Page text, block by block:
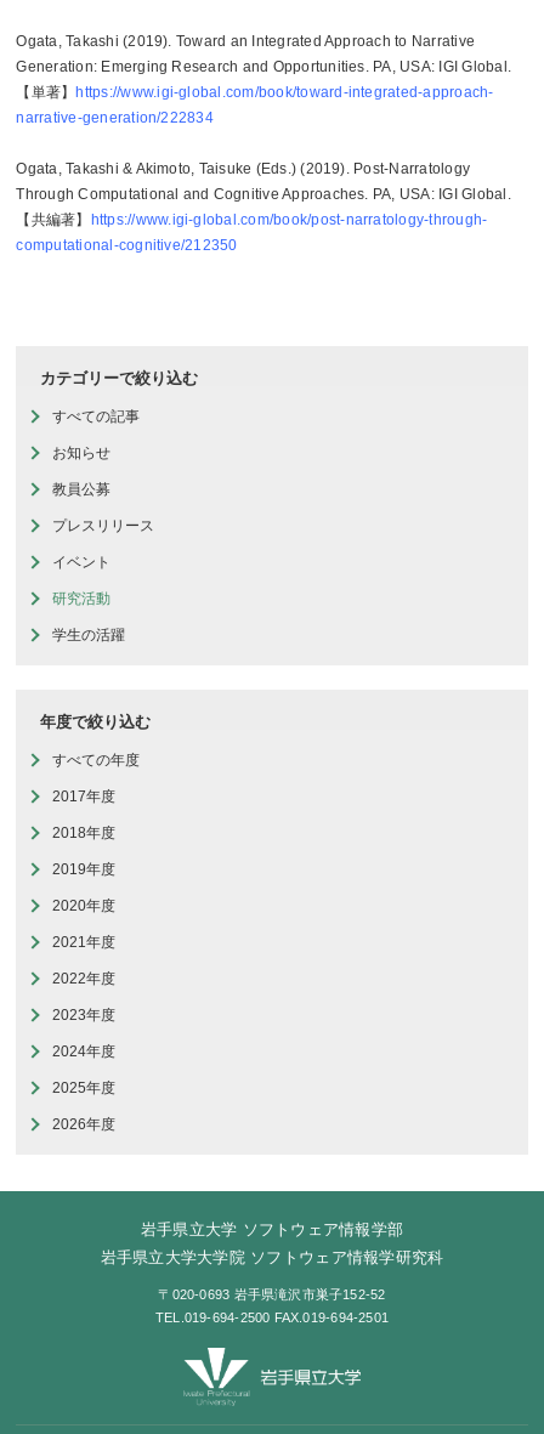
Ogata, Takashi (2019). Toward an Integrated Approach to Narrative
Generation: Emerging Research and Opportunities. PA, USA: IGI Global.
【単著】
https://www.igi-global.com/book/toward-integrated-approach-
narrative-generation/222834
Ogata, Takashi & Akimoto, Taisuke (Eds.) (2019). Post-Narratology
Through Computational and Cognitive Approaches. PA, USA: IGI Global.
【共編著】
https://www.igi-global.com/book/post-narratology-through-
computational-cognitive/212350
カテゴリーで絞り込む
すべての記事
お知らせ
教員公募
プレスリリース
イベント
研究活動
学生の活躍
年度で絞り込む
すべての年度
2017年度
2018年度
2019年度
2020年度
2021年度
2022年度
2023年度
2024年度
2025年度
2026年度
岩手県立大学 ソフトウェア情報学部
岩手県立大学大学院 ソフトウェア情報学研究科
〒020-0693 岩手県滝沢市巣子152-52
TEL.019-694-2500 FAX.019-694-2501